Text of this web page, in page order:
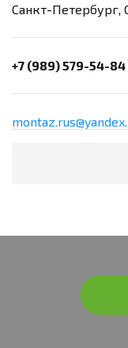
Санкт-Петербург,
+7 (989) 579-54-84